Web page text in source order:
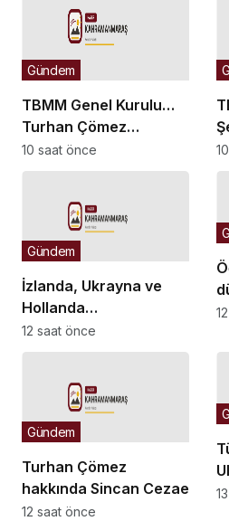
TBMM Genel Kurulu…
Turhan Çömez
hakkında başlatılan
soruşturma “kürsü
tartışmasına neden
Gündem
10 saat önce
İzlanda, Ukrayna ve
Hollanda
büyükelçilikleri ile BM
Cenevre Ofisi Daimi
Gündem
12 saat önce
Turhan Çömez
hakkında Sincan
isyan çıktığı yönündeki
Gündem
12 saat önce